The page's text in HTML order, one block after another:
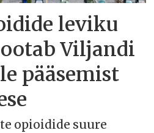
leviku
Viljandi
pääsemist
opioidide suure